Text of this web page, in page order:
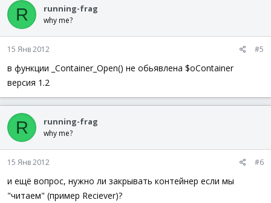
двухмерный массив.
Это „исправление“ можно отключить, задав глобальной
переменной
(процесса).
R running-frag
why me?
15 Янв 2012 #5
в функции _Container_Open() не обьявлена $oContainer
версия 1.2
R running-frag
why me?
15 Янв 2012 #6
и ещё вопрос, нужно ли закрывать контейнер если мы
"читаем" (пример Reciever)?